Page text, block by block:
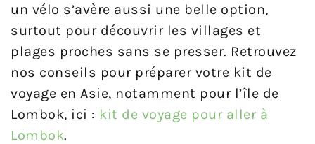
un vélo s’avère aussi une belle option,
surtout pour découvrir les villages et
plages proches sans se presser. Retrouvez
nos conseils pour préparer votre kit de
voyage en Asie, notamment pour l’île de
Lombok, ici : kit de voyage pour aller à
Lombok.